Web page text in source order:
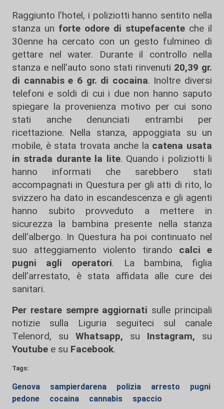
Raggiunto l’hotel, i poliziotti hanno sentito nella
stanza un forte odore di stupefacente che il
30enne ha cercato con un gesto fulmineo di
gettare nel water. Durante il controllo nella
stanza e nell’auto sono stati rinvenuti 20,39 gr.
di cannabis e 6 gr. di cocaina. Inoltre diversi
telefoni e soldi di cui i due non hanno saputo
spiegare la provenienza motivo per cui sono
stati anche denunciati entrambi per
ricettazione. Nella stanza, appoggiata su un
mobile, è stata trovata anche lacatena usata
in strada durante la lite. Quando i poliziotti li
hanno informati che sarebbero stati
accompagnati in Questura per gli atti di rito, lo
svizzero ha dato in escandescenza e gli agenti
hanno subito provveduto a mettere in
sicurezza la bambina presente nella stanza
dell’albergo. In Questura ha poi continuato nel
suo atteggiamento violento tirando calci e
pugni agli operatori. La bambina, figlia
dell’arrestato, è stata affidata alle cure dei
sanitari.
Per restare sempre aggiornati sulle principali
notizie sulla Liguria seguiteci sul canale
Telenord, su
Whatsapp, su Instagram, su
Youtube e su Facebook.
Tags:
Genova sampierdarena polizia arresto
pugni
pedone
cocaina cannabis spaccio